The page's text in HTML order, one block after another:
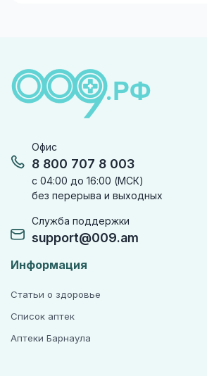
Офис
8 800 707 8 003
с 04:00 до 16:00 (МСК)
без перерыва и выходных
Служба поддержки
support@009.am
Информация
Статьи о здоровье
Список аптек
Аптеки Барнаула